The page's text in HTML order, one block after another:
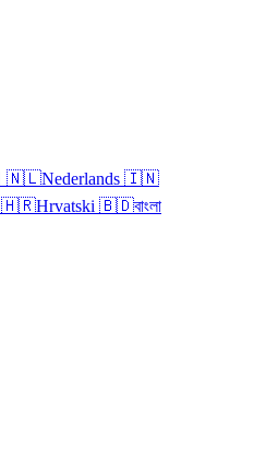
🇳🇱Nederlands 🇮🇳
🇭🇷Hrvatski 🇧🇩বাংলা